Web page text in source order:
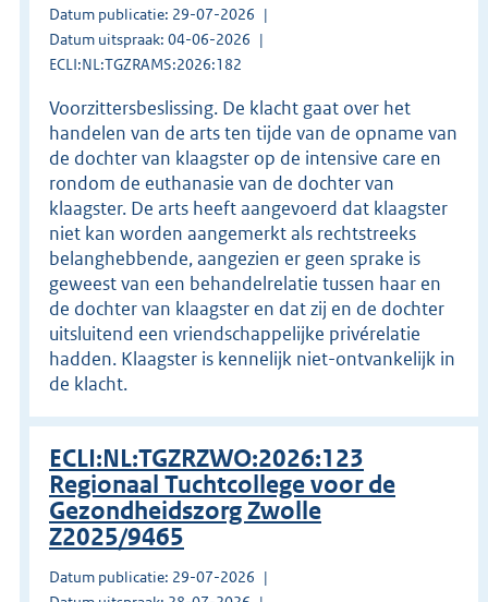
Datum publicatie: 29-07-2026
Datum uitspraak: 04-06-2026
ECLI:NL:TGZRAMS:2026:182
Voorzittersbeslissing. De klacht gaat over het
handelen van de arts ten tijde van de opname van
de dochter van klaagster op de intensive care en
rondom de euthanasie van de dochter van
klaagster. De arts heeft aangevoerd dat klaagster
niet kan worden aangemerkt als rechtstreeks
belanghebbende, aangezien er geen sprake is
geweest van een behandelrelatie tussen haar en
de dochter van klaagster en dat zij en de dochter
uitsluitend een vriendschappelijke privérelatie
hadden. Klaagster is kennelijk niet-ontvankelijk in
de klacht.
ECLI:NL:TGZRZWO:2026:123
Regionaal Tuchtcollege voor de
Gezondheidszorg Zwolle
Z2025/9465
Datum publicatie: 29-07-2026